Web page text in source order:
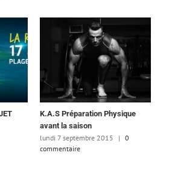
K.A.S Préparation Physique
avant la saison
lundi 7 septembre 2015
| 0
commentaire